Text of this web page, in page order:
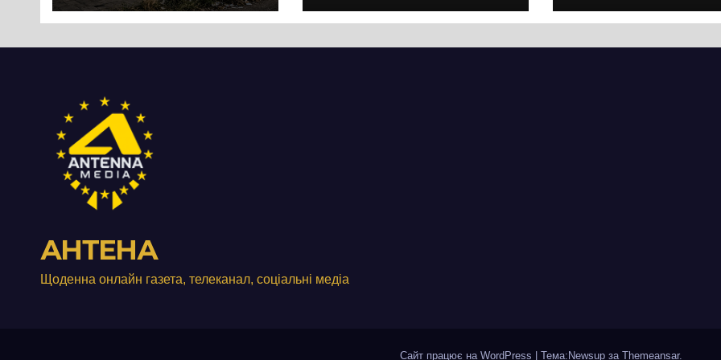
перетворився на
затягнувся
Хрещатик на
АНТЕНА
Щоденна онлайн газета, телеканал, соціальні медіа
Сайт працює на WordPress Тема:Newsup за Themeansar.